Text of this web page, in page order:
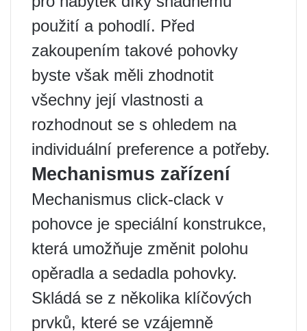
použití a pohodlí. Před
zakoupením takové pohovky
byste však měli zhodnotit
všechny její vlastnosti a
rozhodnout se s ohledem na
individuální preference a potřeby.
Mechanismus zařízení
Mechanismus click-clack v
pohovce je speciální konstrukce,
která umožňuje změnit polohu
opěradla a sedadla pohovky.
Skládá se z několika klíčových
prvků, které se vzájemně